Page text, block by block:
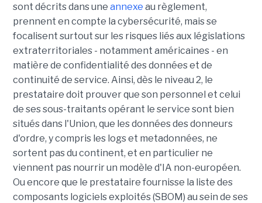
sont décrits dans une annexe au règlement,
prennent en compte la cybersécurité, mais se
focalisent surtout sur les risques liés aux législations
extraterritoriales - notamment américaines - en
matière de confidentialité des données et de
continuité de service. Ainsi, dès le niveau 2, le
prestataire doit prouver que son personnel et celui
de ses sous-traitants opérant le service sont bien
situés dans l'Union, que les données des donneurs
d'ordre, y compris les logs et metadonnées, ne
sortent pas du continent, et en particulier ne
viennent pas nourrir un modèle d'IA non-européen.
Ou encore que le prestataire fournisse la liste des
composants logiciels exploités (SBOM) au sein de ses